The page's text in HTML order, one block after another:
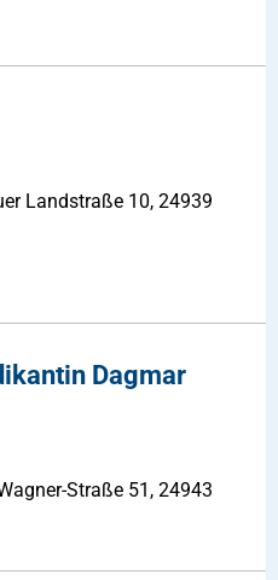
Landstraße 10, 24939
Dagmar
Straße 51, 24943